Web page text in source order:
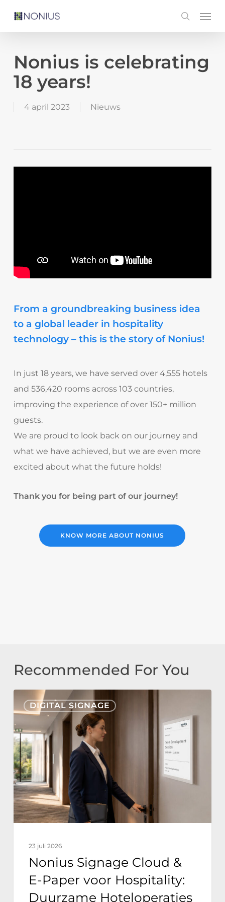
content
search
Menu
Nonius is celebrating
18 years!
4 april 2023 Nieuws
From a groundbreaking business idea
to a global leader in hospitality
technology – this is the story of Nonius!
In just 18 years, we have served over 4,555 hotels
and 536,420 rooms across 103 countries,
improving the experience of over 150+ million
guests.
We are proud to look back on our journey and
what we have achieved, but we are even more
excited about what the future holds!
Thank you for being part of our journey!
KNOW MORE ABOUT NONIUS
Recommended For You
DIGITAL SIGNAGE
Nonius
Signage
Cloud
&
E-
Paper
voor
Hospitality:
Duurzame
Energieverbruik
23 juli 2026
Nonius Signage Cloud &
E-Paper voor Hospitality:
Duurzame Hoteloperaties